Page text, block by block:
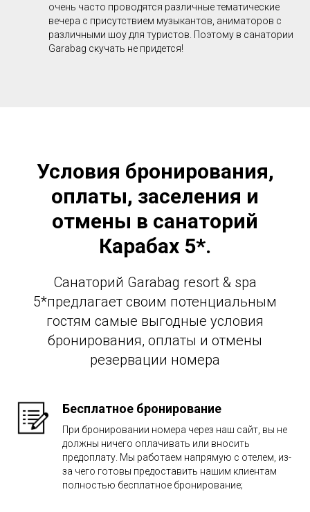
очень часто проводятся различные тематические
вечера с присутствием музыкантов, аниматоров с
различными шоу для туристов. Поэтому в санатории
Garabag скучать не придется!
Условия бронирования,
оплаты, заселения и
отмены в санаторий
Карабах 5*.
Санаторий Garabag resort & spa
5*предлагает своим потенциальным
гостям самые выгодные условия
бронирования, оплаты и отмены
резервации номера
Бесплатное бронирование
При бронировании номера через наш сайт, вы не
должны ничего оплачивать или вносить
предоплату. Мы работаем напрямую с отелем, из-
за чего готовы предоставить нашим клиентам
полностью бесплатное бронирование;